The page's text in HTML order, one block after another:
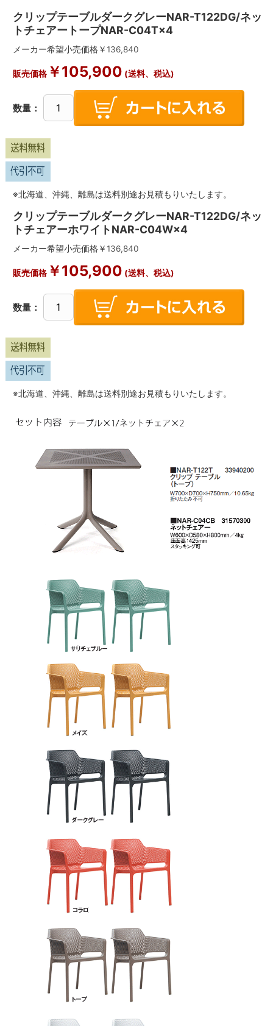
クリップテーブルダークグレーNAR-T122DG/ネッ
トチェアートープNAR-C04T×4
メーカー希望小売価格￥136,840
販売価格￥105,900 (送料、税込)
数量：
※北海道、沖縄、離島は送料別途お見積もりいたします。
クリップテーブルダークグレーNAR-T122DG/ネッ
トチェアーホワイトNAR-C04W×4
メーカー希望小売価格￥136,840
販売価格￥105,900 (送料、税込)
数量：
※北海道、沖縄、離島は送料別途お見積もりいたします。